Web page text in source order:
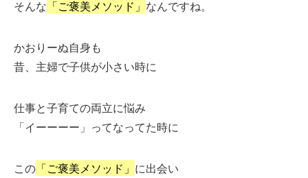
そんな 「ご褒美メソッド」 なんですね。
かおりーぬ自身も
昔、主婦で子供が小さい時に
仕事と子育ての両立に悩み
「イーーーー」ってなってた時に
この 「ご褒美メソッド」 に出会い